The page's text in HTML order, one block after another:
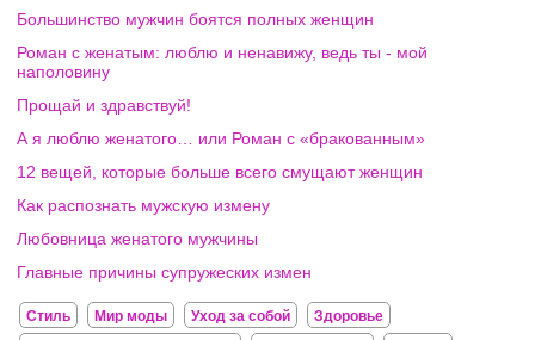
Большинство мужчин боятся полных женщин
Роман с женатым: люблю и ненавижу, ведь ты - мой
наполовину
Прощай и здравствуй!
А я люблю женатого… или Роман с «бракованным»
12 вещей, которые больше всего смущают женщин
Как распознать мужскую измену
Любовница женатого мужчины
Главные причины супружеских измен
Стиль Мир моды Уход за собой
Здоровье